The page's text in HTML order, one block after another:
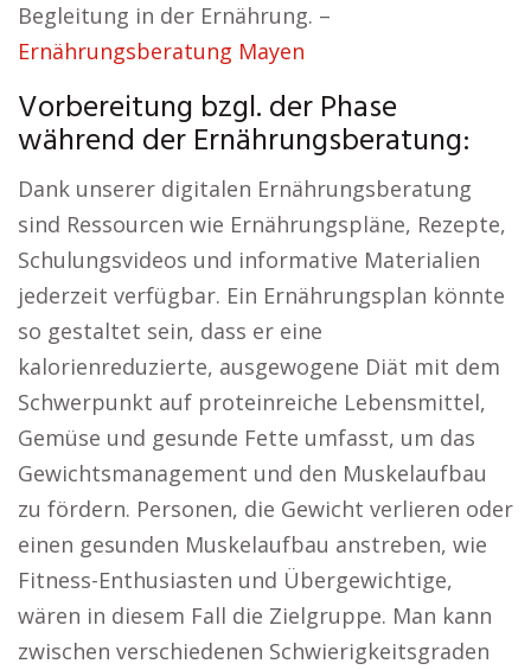
Begleitung in der Ernährung. –
Ernährungsberatung Mayen
Vorbereitung bzgl. der Phase
während der Ernährungsberatung:
Dank unserer digitalen Ernährungsberatung
sind Ressourcen wie Ernährungspläne, Rezepte,
Schulungsvideos und informative Materialien
jederzeit verfügbar. Ein Ernährungsplan könnte
so gestaltet sein, dass er eine
kalorienreduzierte, ausgewogene Diät mit dem
Schwerpunkt auf proteinreiche Lebensmittel,
Gemüse und gesunde Fette umfasst, um das
Gewichtsmanagement und den Muskelaufbau
zu fördern. Personen, die Gewicht verlieren oder
einen gesunden Muskelaufbau anstreben, wie
Fitness-Enthusiasten und Übergewichtige,
wären in diesem Fall die Zielgruppe. Man kann
zwischen verschiedenen Schwierigkeitsgraden